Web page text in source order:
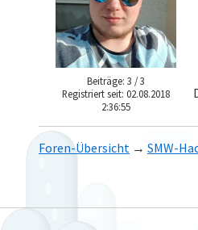
Beiträge: 3 / 3
Registriert seit: 02.08.2018
2:36:55
Foren-Übersicht → SMW-